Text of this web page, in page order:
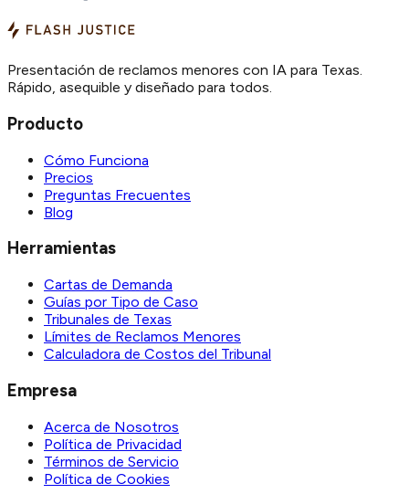
Presentación de reclamos menores con IA para Texas.
Rápido, asequible y diseñado para todos.
Producto
Cómo Funciona
Precios
Preguntas Frecuentes
Blog
Herramientas
Cartas de Demanda
Guías por Tipo de Caso
Tribunales de Texas
Límites de Reclamos Menores
Calculadora de Costos del Tribunal
Empresa
Acerca de Nosotros
Política de Privacidad
Términos de Servicio
Política de Cookies